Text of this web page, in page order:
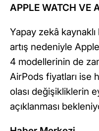
APPLE WATCH VE
Yapay zekâ
artış nedeniyle
4 modellerinin de
AirPods fiyatları ise
olası değişikliklerin
açıklanması